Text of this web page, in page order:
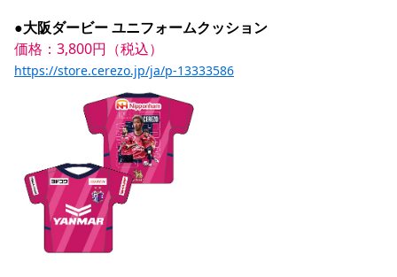
●大阪ダービー ユニフォームクッション
価格：3,800円（税込）
https://store.cerezo.jp/ja/p-13333586